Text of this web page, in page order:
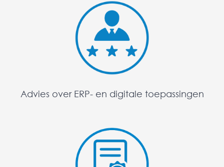
Advies over ERP- en digitale toepassingen